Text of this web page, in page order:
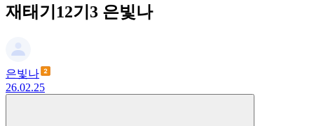
재태기12기3 은빛나
은빛나
26.02.25